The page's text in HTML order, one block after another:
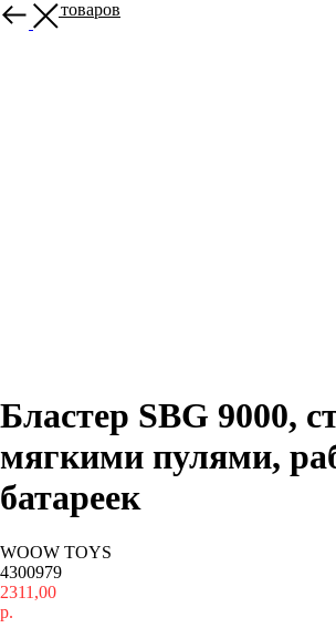
Больше товаров
Бластер SBG 9000,
мягкими пулями,
батареек
WOOW TOYS
4300979
2311,00
р.